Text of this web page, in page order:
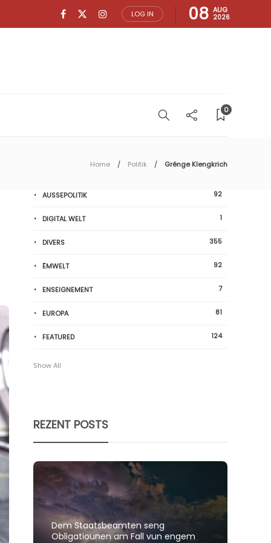
LOG IN 08 AUG
2026
0
Home Politik Grénge Klengkrich
AUSSEPOLITIK 92
DIGITAL WELT 1
DIVERS 355
ËMWELT 92
ENSEIGNEMENT 7
EUROPA 81
FEATURED 124
Show All
REZENT POSTS
Dem Staatsbeamten seng
Obligatiounen am Fall vun engem